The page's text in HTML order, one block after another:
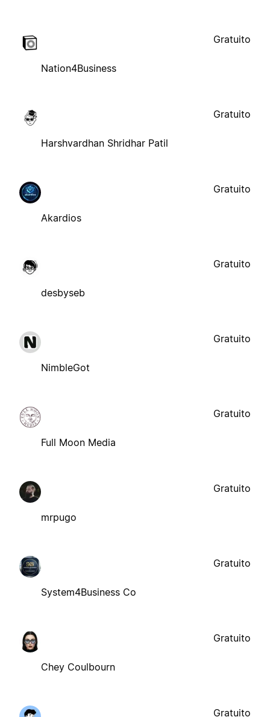
Nation4Business
Gratuito
Harshvardhan Shridhar Patil
Gratuito
Akardios
Gratuito
desbyseb
Gratuito
NimbleGot
Gratuito
Full Moon Media
Gratuito
mrpugo
Gratuito
System4Business Co
Gratuito
Chey Coulbourn
Gratuito
Gratuito